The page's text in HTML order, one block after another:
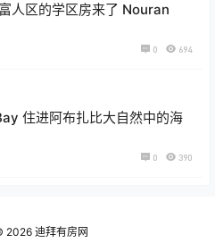
人区的学区房来了 Nouran
0 694
住进阿布扎比大自然中的海
0 390
2026 迪拜有房网